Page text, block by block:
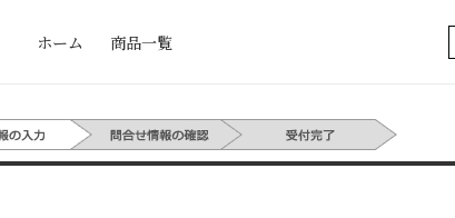
ホーム 商品一覧